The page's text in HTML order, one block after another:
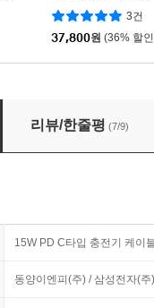
1 (케이블 포함)
3건
37,800원 (36% 할
충전기 EP-T1510X
리뷰/한줄평 (7/9)
15W PD C타입 충전기 케이
동양이엔피(주) / 삼성전자(주)